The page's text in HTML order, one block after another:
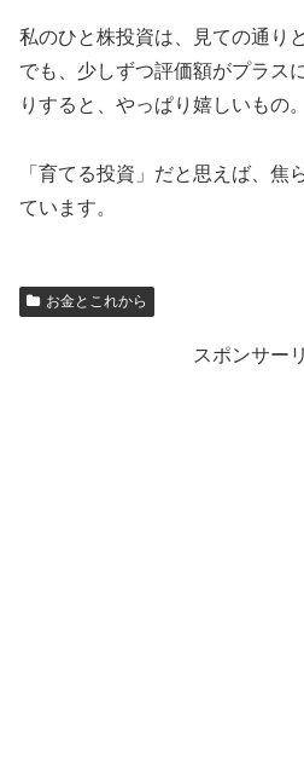
私のひと株投資は、見ての通り
でも、少しずつ評価額がプラス
りすると、やっぱり嬉しいもの。
「育てる投資」だと思えば、焦
ています。
お金とこれから
スポンサー